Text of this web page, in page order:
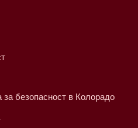
безопасност в Колорадо